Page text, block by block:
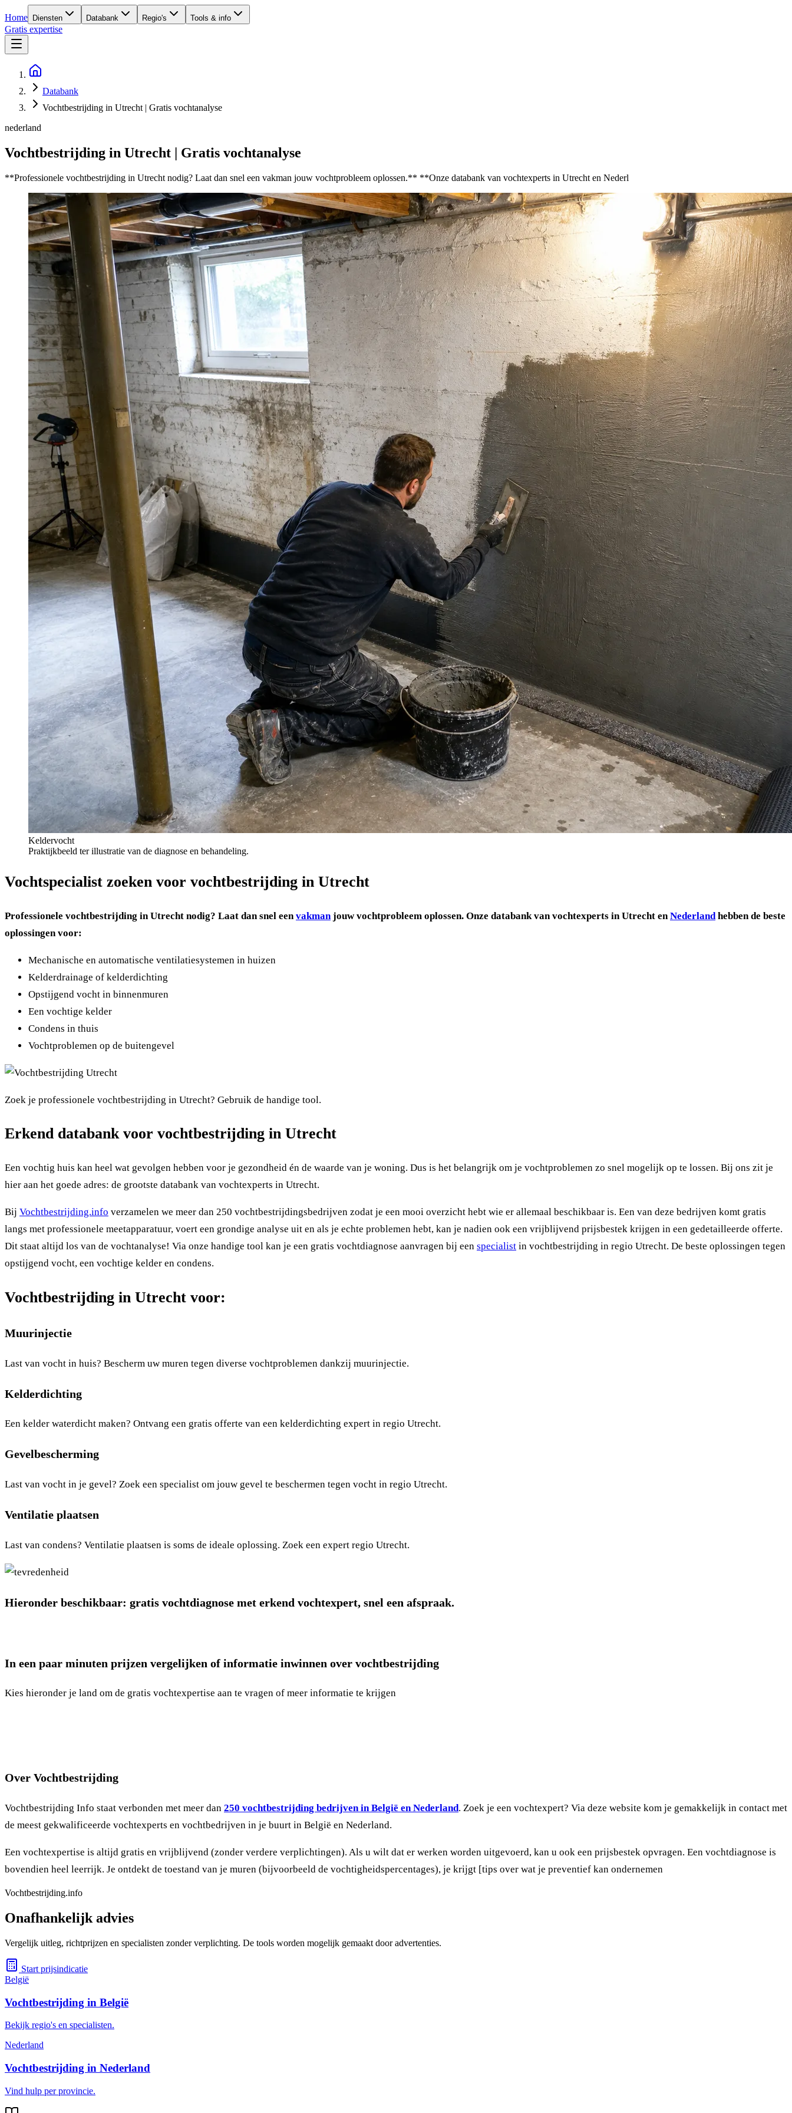
Home Diensten Databank Regio's Tools & info
Gratis expertise
Databank
Vochtbestrijding in Utrecht | Gratis vochtanalyse
nederland
Vochtbestrijding in Utrecht | Gratis vochtanalyse
**Professionele vochtbestrijding in Utrecht nodig? Laat dan snel een vakman jouw vochtprobleem oplossen.** **Onze databank van vochtexperts in Utrecht en Nederl
Keldervocht
Praktijkbeeld ter illustratie van de diagnose en behandeling.
Vochtspecialist zoeken voor vochtbestrijding in Utrecht
Professionele vochtbestrijding in Utrecht nodig? Laat dan snel eenvakmanjouw vochtprobleem oplossen. Onze databank van vochtexperts in Utrecht enNederlandhebben de beste
oplossingen voor:
Mechanische en automatische ventilatiesystemen in huizen
Kelderdrainage of kelderdichting
Opstijgend vocht in binnenmuren
Een vochtige kelder
Condens in thuis
Vochtproblemen op de buitengevel
Zoek je professionele vochtbestrijding in Utrecht? Gebruik de handige tool.
Erkend databank voor vochtbestrijding in Utrecht
Een vochtig huis kan heel wat gevolgen hebben voor je gezondheid én de waarde van je woning. Dus is het belangrijk om je vochtproblemen zo snel mogelijk op te lossen. Bij ons zit je
hier aan het goede adres: de grootste databank van vochtexperts in Utrecht.
Bij Vochtbestrijding.info verzamelen we meer dan 250 vochtbestrijdingsbedrijven zodat je een mooi overzicht hebt wie er allemaal beschikbaar is. Een van deze bedrijven komt gratis
langs met professionele meetapparatuur, voert een grondige analyse uit en als je echte problemen hebt, kan je nadien ook een vrijblijvend prijsbestek krijgen in een gedetailleerde offerte.
Dit staat altijd los van de vochtanalyse! Via onze handige tool kan je een gratis vochtdiagnose aanvragen bij een specialist in vochtbestrijding in regio Utrecht. De beste oplossingen tegen
opstijgend vocht, een vochtige kelder en condens.
Vochtbestrijding in Utrecht voor:
Muurinjectie
Last van vocht in huis? Bescherm uw muren tegen diverse vochtproblemen dankzij muurinjectie.
Kelderdichting
Een kelder waterdicht maken? Ontvang een gratis offerte van een kelderdichting expert in regio Utrecht.
Gevelbescherming
Last van vocht in je gevel? Zoek een specialist om jouw gevel te beschermen tegen vocht in regio Utrecht.
Ventilatie plaatsen
Last van condens? Ventilatie plaatsen is soms de ideale oplossing. Zoek een expert regio Utrecht.
Hieronder beschikbaar: gratis vochtdiagnose met erkend vochtexpert, snel een afspraak.
In een paar minuten prijzen vergelijken of informatie inwinnen over vochtbestrijding
Kies hieronder je land om de gratis vochtexpertise aan te vragen of meer informatie te krijgen
Over Vochtbestrijding
Vochtbestrijding Info staat verbonden met meer dan 250 vochtbestrijding bedrijven in België en Nederland. Zoek je een vochtexpert? Via deze website kom je gemakkelijk in contact met
de meest gekwalificeerde vochtexperts en vochtbedrijven in je buurt in België en Nederland.
Een vochtexpertise is altijd gratis en vrijblijvend (zonder verdere verplichtingen). Als u wilt dat er werken worden uitgevoerd, kan u ook een prijsbestek opvragen. Een vochtdiagnose is
bovendien heel leerrijk. Je ontdekt de toestand van je muren (bijvoorbeeld de vochtigheidspercentages), je krijgt [tips over wat je preventief kan ondernemen
Vochtbestrijding.info
Onafhankelijk advies
Vergelijk uitleg, richtprijzen en specialisten zonder verplichting. De tools worden mogelijk gemaakt door advertenties.
Start prijsindicatie
België
Vochtbestrijding in België
Bekijk regio's en specialisten.
Nederland
Vochtbestrijding in Nederland
Vind hulp per provincie.